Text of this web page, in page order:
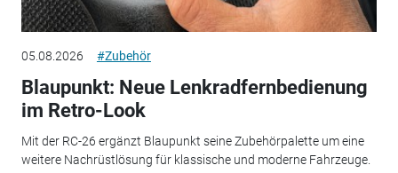
05.08.2026 #Zubehör
Blaupunkt: Neue Lenkradfernbedienung
im Retro-Look
Mit der RC-26 ergänzt Blaupunkt seine Zubehörpalette um eine
weitere Nachrüstlösung für klassische und moderne Fahrzeuge.